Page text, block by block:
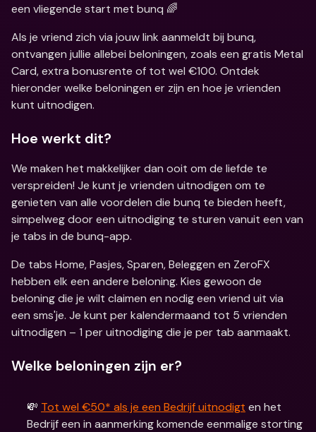
een vliegende start met bunq 🌈
Als je vriend zich via jouw link aanmeldt bij bunq,
ontvangen jullie allebei beloningen, zoals een gratis Metal
Card, extra bonusrente of tot wel €100. Ontdek
hieronder welke beloningen er zijn en hoe je vrienden
kunt uitnodigen.
Hoe werkt dit?
We maken het makkelijker dan ooit om de liefde te
verspreiden! Je kunt je vrienden uitnodigen om te
genieten van alle voordelen die bunq te bieden heeft,
simpelweg door een uitnodiging te sturen vanuit een van
je tabs in de bunq-app.
De tabs Home, Pasjes, Sparen, Beleggen en ZeroFX
hebben elk een andere beloning. Kies gewoon de
beloning die je wilt claimen en nodig een vriend uit via
een sms'je. Je kunt per kalendermaand tot 5 vrienden
uitnodigen – 1 per uitnodiging die je per tab aanmaakt.
Welke beloningen zijn er?
💸 Tot wel €50* als je een Bedrijf uitnodigt en het
Bedrijf een in aanmerking komende eenmalige storting